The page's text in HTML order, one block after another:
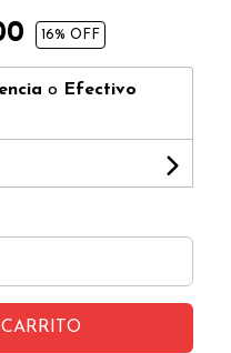
16% OFF
o Efectivo